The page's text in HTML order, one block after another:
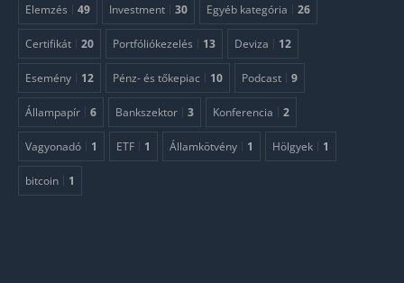
Elemzés 49 Investment 30 Egyéb kategória 26
Certifikát 20 Portfóliókezelés 13 Deviza 12
Esemény 12 Pénz- és tőkepiac 10 Podcast 9
Állampapír 6 Bankszektor 3 Konferencia 2
Vagyonadó 1 ETF 1 Államkötvény 1 Hölgyek 1
bitcoin 1